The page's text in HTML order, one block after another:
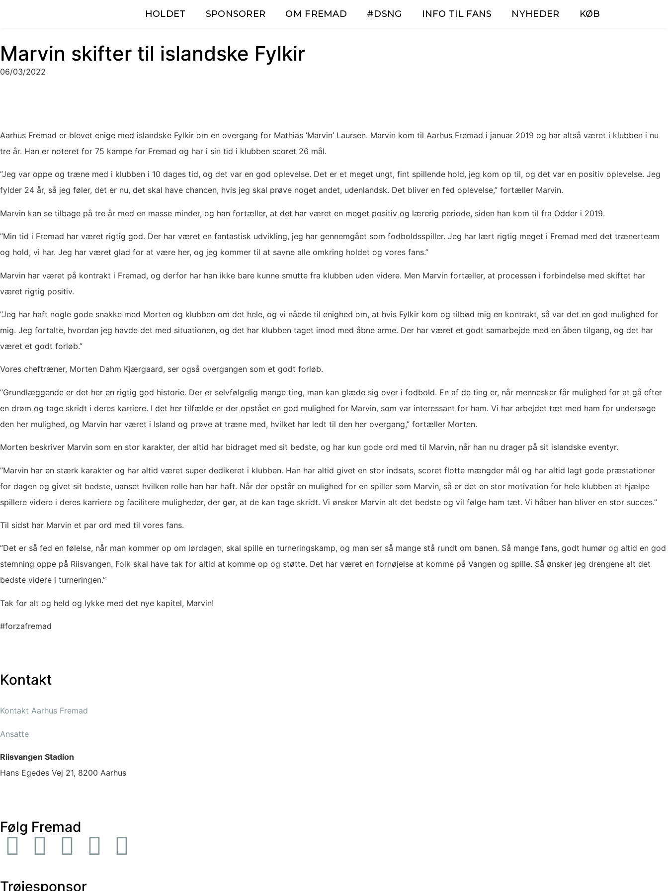
HOLDET SPONSORER OM FREMAD #DSNG INFO TIL FANS NYHEDER KØB
Marvin skifter til islandske Fylkir
06/03/2022
Aarhus Fremad er blevet enige med islandske Fylkir om en overgang for Mathias ’Marvin’ Laursen. Marvin kom til Aarhus Fremad i januar 2019 og har altså været i klubben i nu
tre år. Han er noteret for 75 kampe for Fremad og har i sin tid i klubben scoret 26 mål.
”Jeg var oppe og træne med i klubben i 10 dages tid, og det var en god oplevelse. Det er et meget ungt, fint spillende hold, jeg kom op til, og det var en positiv oplevelse. Jeg
fylder 24 år, så jeg føler, det er nu, det skal have chancen, hvis jeg skal prøve noget andet, udenlandsk. Det bliver en fed oplevelse,” fortæller Marvin.
Marvin kan se tilbage på tre år med en masse minder, og han fortæller, at det har været en meget positiv og lærerig periode, siden han kom til fra Odder i 2019.
”Min tid i Fremad har været rigtig god. Der har været en fantastisk udvikling, jeg har gennemgået som fodboldsspiller. Jeg har lært rigtig meget i Fremad med det trænerteam
og hold, vi har. Jeg har været glad for at være her, og jeg kommer til at savne alle omkring holdet og vores fans.”
Marvin har været på kontrakt i Fremad, og derfor har han ikke bare kunne smutte fra klubben uden videre. Men Marvin fortæller, at processen i forbindelse med skiftet har
været rigtig positiv.
”Jeg har haft nogle gode snakke med Morten og klubben om det hele, og vi nåede til enighed om, at hvis Fylkir kom og tilbød mig en kontrakt, så var det en god mulighed for
mig. Jeg fortalte, hvordan jeg havde det med situationen, og det har klubben taget imod med åbne arme. Der har været et godt samarbejde med en åben tilgang, og det har
været et godt forløb.”
Vores cheftræner, Morten Dahm Kjærgaard, ser også overgangen som et godt forløb.
”Grundlæggende er det her en rigtig god historie. Der er selvfølgelig mange ting, man kan glæde sig over i fodbold. En af de ting er, når mennesker får mulighed for at gå efter
en drøm og tage skridt i deres karriere. I det her tilfælde er der opstået en god mulighed for Marvin, som var interessant for ham. Vi har arbejdet tæt med ham for undersøge
den her mulighed, og Marvin har været i Island og prøve at træne med, hvilket har ledt til den her overgang,” fortæller Morten.
Morten beskriver Marvin som en stor karakter, der altid har bidraget med sit bedste, og har kun gode ord med til Marvin, når han nu drager på sit islandske eventyr.
”Marvin har en stærk karakter og har altid været super dedikeret i klubben. Han har altid givet en stor indsats, scoret flotte mængder mål og har altid lagt gode præstationer
for dagen og givet sit bedste, uanset hvilken rolle han har haft. Når der opstår en mulighed for en spiller som Marvin, så er det en stor motivation for hele klubben at hjælpe
spillere videre i deres karriere og facilitere muligheder, der gør, at de kan tage skridt. Vi ønsker Marvin alt det bedste og vil følge ham tæt. Vi håber han bliver en stor succes.”
Til sidst har Marvin et par ord med til vores fans.
”Det er så fed en følelse, når man kommer op om lørdagen, skal spille en turneringskamp, og man ser så mange stå rundt om banen. Så mange fans, godt humør og altid en god
stemning oppe på Riisvangen. Folk skal have tak for altid at komme op og støtte. Det har været en fornøjelse at komme på Vangen og spille. Så ønsker jeg drengene alt det
bedste videre i turneringen.”
Tak for alt og held og lykke med det nye kapitel, Marvin!
#forzafremad
Kontakt
Kontakt Aarhus Fremad
Ansatte
Riisvangen Stadion
Hans Egedes Vej 21, 8200 Aarhus
Følg Fremad
Trøjesponsor